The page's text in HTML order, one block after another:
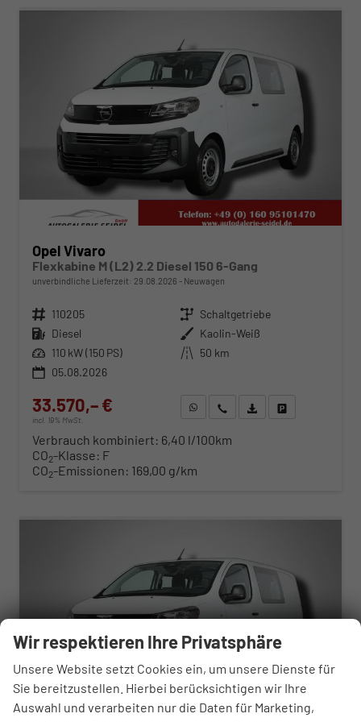
Opel Vivaro
Flexkabine M (L2) 2.2 Diesel 150 6-Gang
unverbindliche Lieferzeit: 29.08.2026 Neuwagen
Fahrzeugnr. 110205 Getriebe Schaltgetriebe
Kraftstoff Diesel Außenfarbe Kaolin-Weiß
Leistung 110 kW (150 PS) Kilometerstand 50 km
05.08.2026
33.570,– €
incl. 19% MwSt.
WhatsApp anfragen
Wir rufen Sie anFahrzeugexposé (PDF)
Verbrauch kombiniert: 6,40 l/100km
CO2-Klasse: F
CO2-Emissionen: 169,00 g/km
Wir respektieren Ihre Privatsphäre
Unsere Website setzt Cookies ein, um unsere Dienste für
Sie bereitzustellen. Hierbei berücksichtigen wir Ihre
Auswahl und verarbeiten nur die Daten für Marketing,